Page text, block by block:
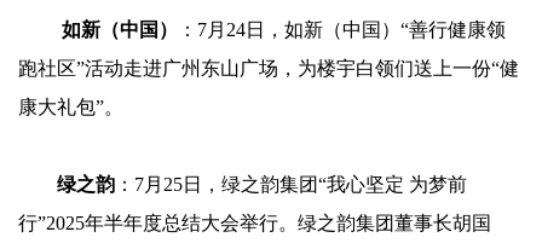
如新（中国）
：7月24日，如新（中国）“善行健康领
跑社区”活动走进广州东山广场，为楼宇白领们送上一份“健
康大礼包”。
绿之韵 ：7月25日，绿之韵集团“我心坚定 为梦前
行”2025年半年度总结大会举行。绿之韵集团董事长胡国